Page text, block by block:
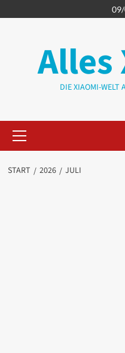
Inhalt
Alles
DIE XIAOMI-WELT
Menü
START 2026 JULI